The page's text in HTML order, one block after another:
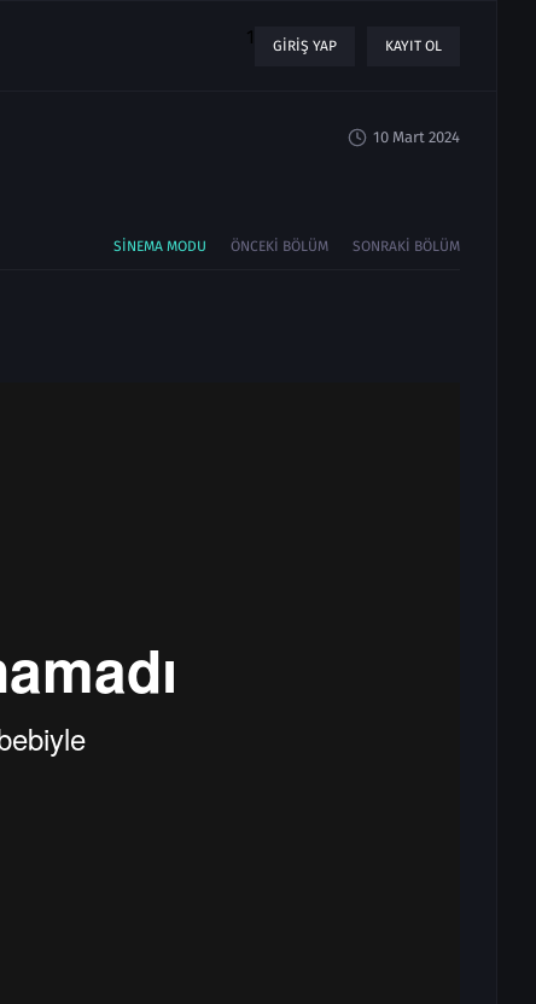
1 GIRIŞ YAP KAYIT OL
10 Mart 2024
SINEMA MODU ÖNCEKI BÖLÜM SONRAKI BÖLÜM